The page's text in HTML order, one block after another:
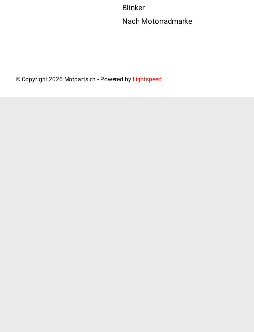
Blinker
Nach Motorradmarke
© Copyright 2026 Motparts.ch - Powered by Lightspeed